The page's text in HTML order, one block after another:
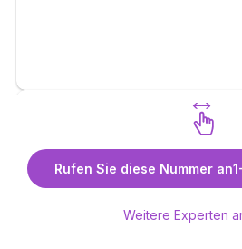
Rufen Sie diese Nummer an
Weitere Experten